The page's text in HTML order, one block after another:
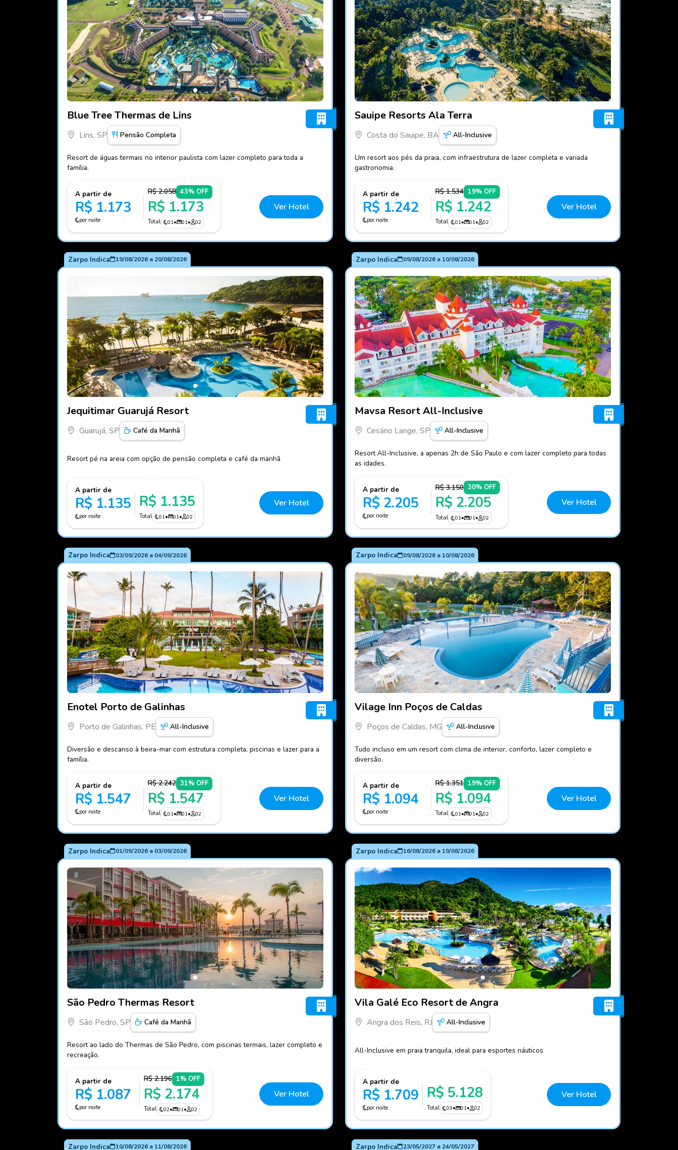
Blue Tree Thermas de Lins
Lins, SP Pensão Completa
Resort de águas termais no interior paulista com lazer completo para toda a
família.
A partir de
R$ 1.173
por noite
R$ 2.058 43% OFF
R$ 1.173
Total 01• 01• 02
Ver Hotel
Sauipe Resorts Ala Terra
Costa do Sauipe, BA All-Inclusive
Um resort aos pés da praia, com infraestrutura de lazer completa e variada
gastronomia.
A partir de
R$ 1.242
por noite
R$ 1.534 19% OFF
R$ 1.242
Total 01• 01• 02
Ver Hotel
Zarpo Indica 19/08/2026a 20/08/2026
Jequitimar Guarujá Resort
Guarujá, SP Café da Manhã
Resort pé na areia com opção de pensão completa e café da manhã
A partir de
R$ 1.135
por noite
R$ 1.135
Total 01• 01• 02
Ver Hotel
Zarpo Indica 09/08/2026a 10/08/2026
Mavsa Resort All-Inclusive
Cesário Lange, SP All-Inclusive
Resort All-Inclusive, a apenas 2h de São Paulo e com lazer completo para todas
as idades.
A partir de
R$ 2.205
por noite
R$ 3.150 30% OFF
R$ 2.205
Total 01• 01• 02
Ver Hotel
Zarpo Indica 03/09/2026a 04/09/2026
Enotel Porto de Galinhas
Porto de Galinhas, PE All-Inclusive
Diversão e descanso à beira-mar com estrutura completa, piscinas e lazer para a
família.
A partir de
R$ 1.547
por noite
R$ 2.242 31% OFF
R$ 1.547
Total 01• 01• 02
Ver Hotel
Zarpo Indica 09/08/2026a 10/08/2026
Vilage Inn Poços de Caldas
Poços de Caldas, MG All-Inclusive
Tudo incluso em um resort com clima de interior, conforto, lazer completo e
diversão.
A partir de
R$ 1.094
por noite
R$ 1.351 19% OFF
R$ 1.094
Total 01• 01• 02
Ver Hotel
Zarpo Indica 01/09/2026a 03/09/2026
São Pedro Thermas Resort
São Pedro, SP Café da Manhã
Resort ao lado do Thermas de São Pedro, com piscinas termais, lazer completo e
recreação.
A partir de
R$ 1.087
por noite
R$ 2.196 1% OFF
R$ 2.174
Total 02• 01• 02
Ver Hotel
Zarpo Indica 16/08/2026a 19/08/2026
Vila Galé Eco Resort de Angra
Angra dos Reis, RJ All-Inclusive
All-Inclusive em praia tranquila, ideal para esportes náuticos
A partir de
R$ 1.709
por noite
R$ 5.128
Total 03• 01• 02
Ver Hotel
Zarpo Indica 10/08/2026a 11/08/2026 Zarpo Indica 23/05/2027a 24/05/2027